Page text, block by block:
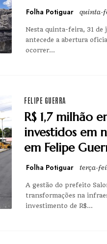
Folha Potiguar quinta-
Nesta quinta-feira, 31
antecede a abertura
ocorrer...
FELIPE GUERRA
R$ 1,7 milhão
investidos em
em Felipe
Folha Potiguar terça-
A gestão do prefeito
transformações na
investimento de R$...